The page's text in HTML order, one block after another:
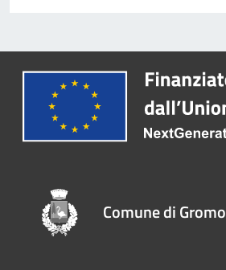
Comune di Gromo